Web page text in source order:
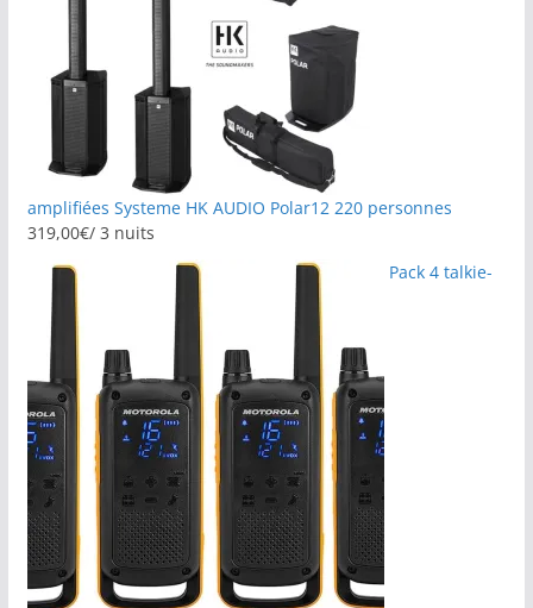
amplifiées Systeme HK AUDIO Polar12 220 personnes
319,00€/ 3 nuits
Pack 4 talkie-